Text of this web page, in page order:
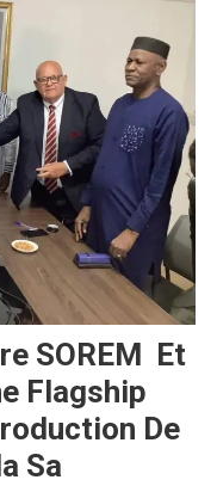
SOREM Et
Flagship
De
Sa